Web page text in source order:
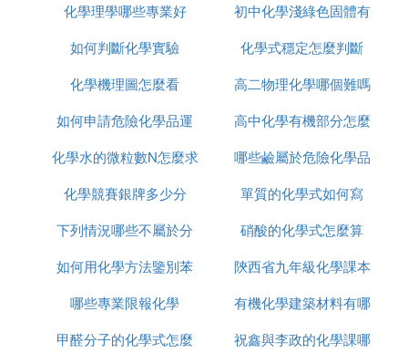
In,Tl:1,3
C,Si,Ge,Sn,Pb:2,4
Ti,Zr:2,3,4
Ce,Hf,Th:3,4
N:-3,1,2,3,4,5
P:-3,1,3,4,5
辦
結構
化學理學哪些專業好
初中化學淺綠色固體有
哪些
如何判斷化學實驗
化學式穩定怎麼判斷
化學機理圖怎麼看
高二物理化學哪個難嗎
如何申請危險化學品運
輸
高中化學有機部分怎麼
學
化學水的微粒數N怎麼求
哪些鹼屬於危險化學品
化學競賽銀牌多少分
單質的化學式如何寫
下列情況哪些不屬於分
析化學的任務
硝酸的化學式怎麼算
如何用化學方法鑒別苯
巴比妥
陝西省九年級化學課本
是哪個版本
哪些專業限報化學
有機化學建築材料有哪
些
甲醛分子的化學式怎麼
祝鑫與李政的化學課哪